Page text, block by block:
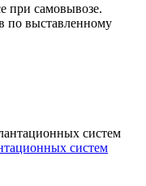
при самовывозе.
по выставленному
систем